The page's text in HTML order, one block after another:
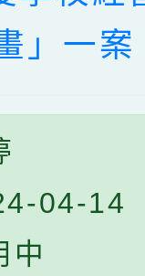
」一案
04-14
中